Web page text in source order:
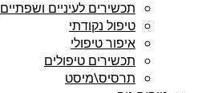
תכשירים לעיניים ושפתיים
טיפול נקודתי
איפור טיפולי
תכשירים טיפולים
תרסיס\מיסט